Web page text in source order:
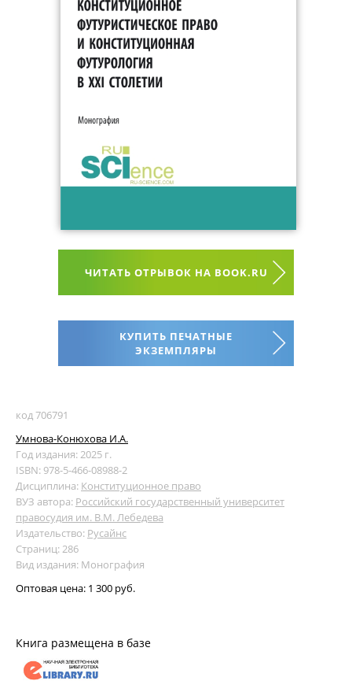
ЧИТАТЬ ОТРЫВОК НА BOOK.RU
КУПИТЬ ПЕЧАТНЫЕ
ЭКЗЕМПЛЯРЫ
код 706791
Умнова-Конюхова И.А.
Год издания: 2025 г.
ISBN: 978-5-466-08988-2
Дисциплина: Конституционное право
ВУЗ автора: Российский государственный университет
правосудия им. В.М. Лебедева
Издательство: Русайнс
Страниц: 286
Вид издания: Монография
Оптовая цена: 1 300 руб.
Книга размещена в базе